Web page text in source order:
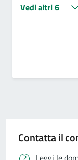
Vedi altri 6
Contatta il